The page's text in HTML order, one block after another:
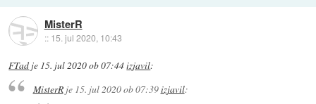
MisterR
:: 15. jul 2020, 10:43
FTad je 15. jul 2020 ob 07:44izjavil:
MisterRje 15. jul 2020 ob 07:39izjavil: